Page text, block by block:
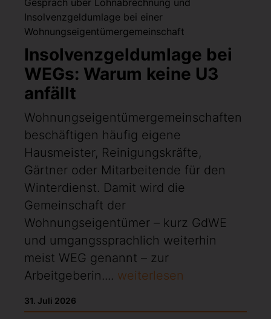
Insolvenzgeldumlage bei
WEGs: Warum keine U3
anfällt
Wohnungseigentümergemeinschaften
beschäftigen häufig eigene
Hausmeister, Reinigungskräfte,
Gärtner oder Mitarbeitende für den
Winterdienst. Damit wird die
Gemeinschaft der
Wohnungseigentümer – kurz GdWE
und umgangssprachlich weiterhin
meist WEG genannt – zur
Arbeitgeberin.... weiterlesen
31. Juli 2026